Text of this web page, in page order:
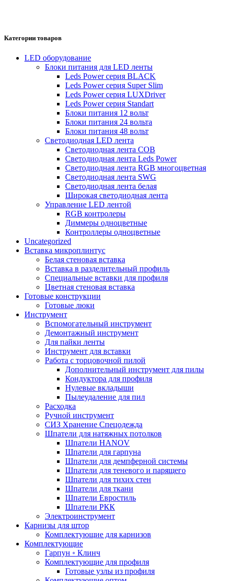
Категории товаров
LED оборудование
Блоки питания для LED ленты
Leds Power cерия BLACK
Leds Power cерия Super Slim
Leds Power серия LUXDriver
Leds Power серия Standart
Блоки питания 12 вольт
Блоки питания 24 вольта
Блоки питания 48 вольт
Светодиодная LED лента
Светодиодная лента COB
Светодиодная лента Leds Power
Светодиодная лента RGB многоцветная
Светодиодная лента SWG
Светодиодная лента белая
Широкая светодиодная лента
Управление LED лентой
RGB контролеры
Диммеры одноцветные
Контроллеры одноцветные
Uncategorized
Вставка микроплинтус
Белая стеновая вставка
Вставка в разделительный профиль
Специальные вставки для профиля
Цветная стеновая вставка
Готовые конструкции
Готовые люки
Инструмент
Вспомогательный инструмент
Демонтажный инструмент
Для пайки ленты
Инструмент для вставки
Работа с торцовочной пилой
Дополнительный инструмент для пилы
Кондуктора для профиля
Нулевые вкладыши
Пылеудаление для пил
Расходка
Ручной инструмент
СИЗ Хранение Спецодежда
Шпатели для натяжных потолков
Шпатели HANOV
Шпатели для гарпуна
Шпатели для демпферной системы
Шпатели для теневого и парящего
Шпатели для тихих стен
Шпатели для ткани
Шпатели Евростиль
Шпатели РКК
Электроинструмент
Карнизы для штор
Комплектующие для карнизов
Комплектующие
Гарпун ◦ Клинч
Комплектующие для профиля
Готовые узлы из профиля